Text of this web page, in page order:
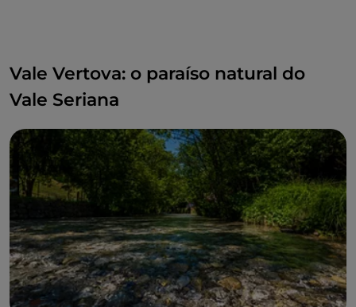
Vale Vertova: o paraíso natural do
Vale Seriana